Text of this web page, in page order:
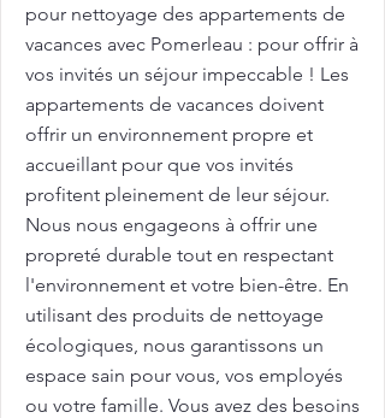
pour nettoyage des appartements de
vacances avec Pomerleau : pour offrir à
vos invités un séjour impeccable ! Les
appartements de vacances doivent
offrir un environnement propre et
accueillant pour que vos invités
profitent pleinement de leur séjour.
Nous nous engageons à offrir une
propreté durable tout en respectant
l'environnement et votre bien-être. En
utilisant des produits de nettoyage
écologiques, nous garantissons un
espace sain pour vous, vos employés
ou votre famille. Vous avez des besoins